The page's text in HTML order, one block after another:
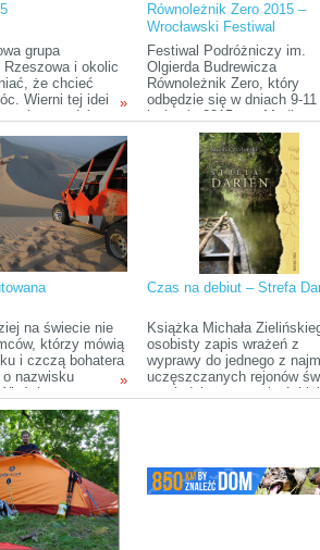
grupa
Rzeszowa i okolic
że chcieć
Wierni tej idei
w podróż
cztery
przygotowują
Tym razem
Zjednoczone,
przejechać
w trakcie
eskapady.
»
Równoleżnik Zero 2015 –
Wrocławski Festiwal
Podróżniczy im. Olgierda
Budrewicza
Festiwal Podróżniczy im.
Olgierda Budrewicza
Równoleżnik Zero, który
odbędzie się w dniach 9-11
kwietnia 2015 r. w Mediatece
(Pl. Teatralny 5) i Bibliotece
Turystycznej (ul.Szewska
to wydarzenie skierowane do
osób pragnących poczuć
podróżowania oraz
okazja do spotkania z
podróżnikami i autorami
książek. Tegoroczna edycja
będzie poświęcona krajom
Ameryki Północnej i
na świecie nie
którzy mówią
i czczą bohatera
o nazwisku
ta,
wieki temu opinia
pchnęła moje
w kierunku
jak patyk kraju.
czasu minęło
ciekawość
decyzja o
dopiero
»
Czas na debiut – Strefa
Książka Michała
osobisty zapis wrażeń z
wyprawy do jednego z
uczęszczanych rejonów
– południowoamerykańskiej